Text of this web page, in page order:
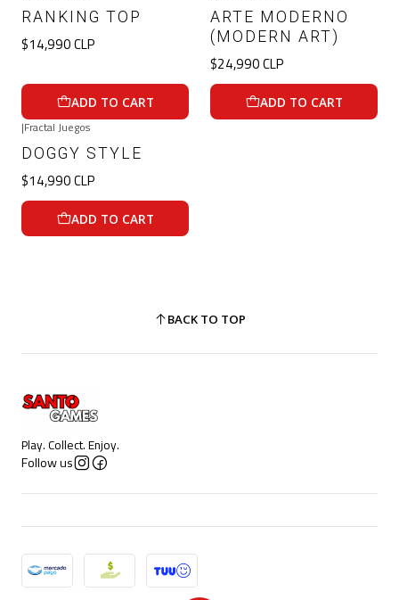
RANKING TOP
$14,990 CLP
ADD TO CART
ARTE MODERNO
(MODERN ART)
$24,990 CLP
ADD TO CART
|Fractal Juegos
DOGGY STYLE
$14,990 CLP
ADD TO CART
BACK TO TOP
Play. Collect. Enjoy.
Follow us